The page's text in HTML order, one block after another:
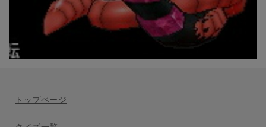
トップページ